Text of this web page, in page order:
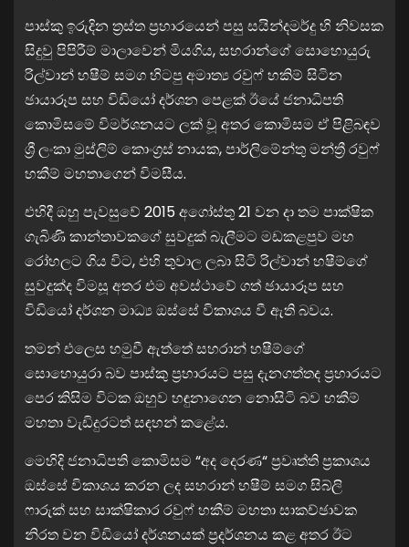
පාස්කු ඉරුදින ත්‍රස්ත ප්‍රහාරයෙන් පසු සයින්දමර්දු හි නිවසක
සිදුවු පිපිරීම් මාලාවෙන් මියගිය, සහරාන්ගේ සොහොයුරු
රිල්වාන් හෂීම් සමග හිටපු අමාත්‍ය රවුෆ් හකිම් සිටින
ඡායාරූප සහ විඩියෝ දර්ශන පෙළක් ඊයේ ජනාධිපති
කොමිසමේ විමර්ශනයට ලක් වූ අතර කොමිසම ඒ පිළිබඳව
ශ්‍රී ලංකා මුස්ලිම් කොංග්‍රස් නායක, පාර්ලිමේන්තු මන්ත්‍රී රවුෆ්
හකීම් මහතාගෙන් විමසීය.
එහිදී ඔහු පැවසුවේ 2015 අගෝස්තු 21 වන දා තම පාක්ෂික
ගැබිණි කාන්තාවකගේ සුවදුක් බැලීමට මඩකළපුව මහ
රෝහලට ගිය විට, එහි තුවාල ලබා සිටි රිල්වාන් හෂීම්ගේ
සුවදුක්ද විමසූ අතර එම අවස්ථාවේ ගත් ඡායාරූප සහ
විඩියෝ දර්ශන මාධ්‍ය ඔස්සේ විකාශය වී ඇති බවය.
තමන් එලෙස හමුවී ඇත්තේ සහරාන් හෂීම්ගේ
සොහොයුරා බව පාස්කු ප්‍රහාරයට පසු දැනගත්තද ප්‍රහාරයට
පෙර කිසිම විටක ඔහුව හඳුනාගෙන නොසිටි බව හකීම්
මහතා වැඩිදුරටත් සඳහන් කළේය.
මෙහිදි ජනාධිපති කොමිසම “අද දෙරණ“ ප්‍රවෘත්ති ප්‍රකාශය
ඔස්සේ විකාශය කරන ලද සහරාන් හෂීම් සමග සිබ්ලි
ෆාරුක් සහ සාක්ෂිකාර රවුෆ් හකීම් මහතා සාකච්ඡාවක
නිරත වන විඩියෝ දර්ශනයක් ප්‍රදර්ශනය කළ අතර ඊට